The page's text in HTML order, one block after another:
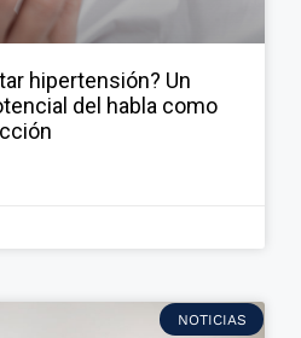
hipertensión? Un
del habla como
NOTICIAS